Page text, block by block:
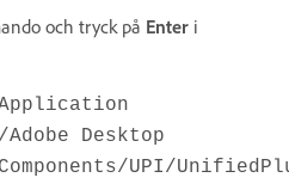
och tryck på Enter i
Desktop
UPI/